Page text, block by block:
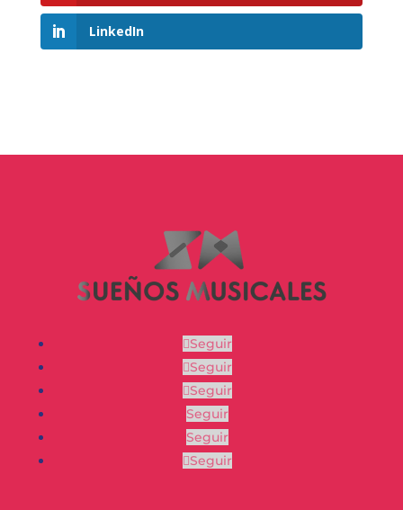
LinkedIn
Seguir
Seguir
Seguir
Seguir
Seguir
Seguir